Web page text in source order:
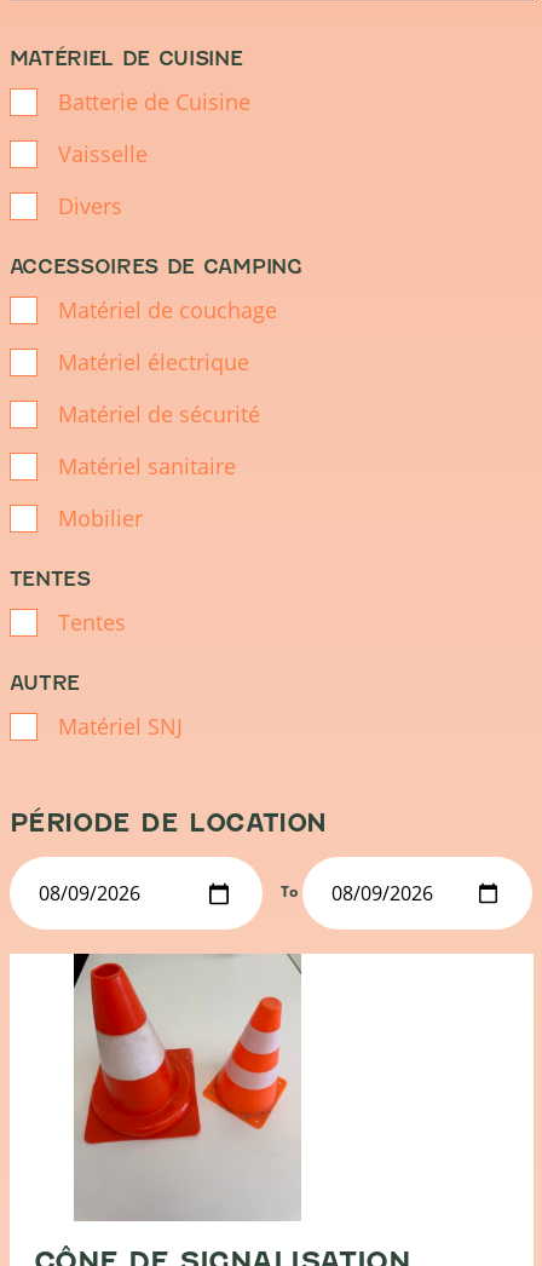
MATÉRIEL DE CUISINE
Batterie de Cuisine
Vaisselle
Divers
ACCESSOIRES DE CAMPING
Matériel de couchage
Matériel électrique
Matériel de sécurité
Matériel sanitaire
Mobilier
TENTES
Tentes
AUTRE
Matériel SNJ
PÉRIODE DE LOCATION
To